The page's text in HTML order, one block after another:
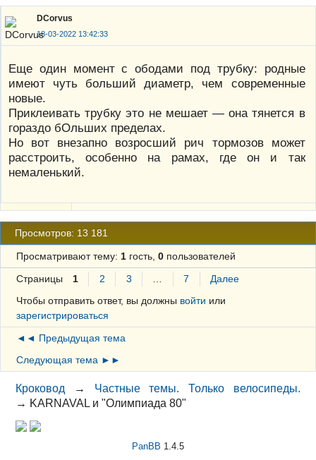
DCorvus
18-03-2022 13:42:33
Еще один момент с ободами под трубку: родные
имеют чуть больший диаметр, чем современные
новые.
Приклеивать трубку это не мешает — она тянется в
гораздо бОльших пределах.
Но вот внезапно возросший рич тормозов может
расстроить, особенно на рамах, где он и так
немаленький.
Просмотров: 13 181
Просматривают тему: 1гость, 0пользователей
Страницы 1 2 3 7
Далее
Чтобы отправить ответ, вы должны войти или
зарегистрироваться
◄◄ Предыдущая тема
Следующая тема ►►
Кроковод → Частные темы. Только велосипеды.
→ KARNAVAL и "Олимпиада 80"
PanBB 1.4.5